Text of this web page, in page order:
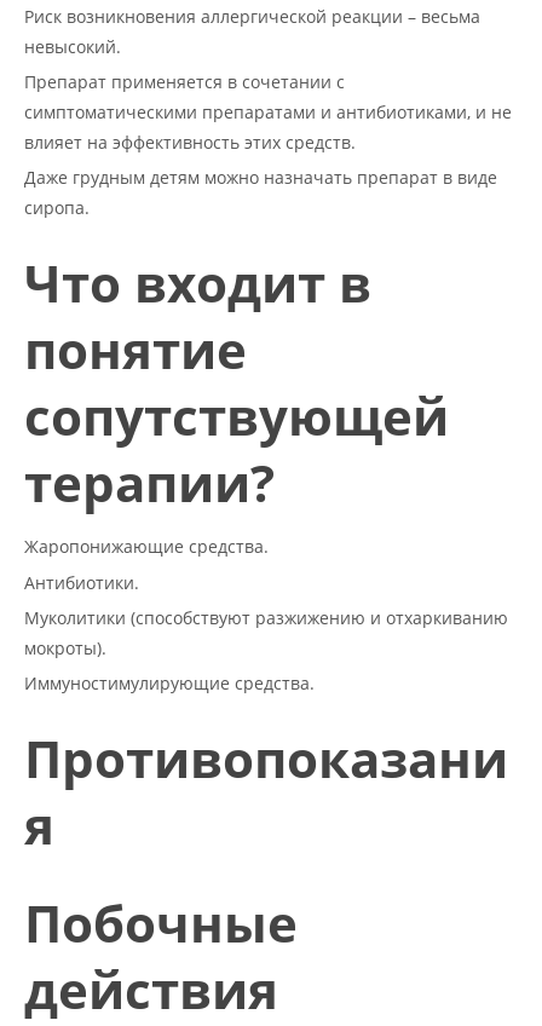
Риск возникновения аллергической реакции – весьма
невысокий.
Препарат применяется в сочетании с
симптоматическими препаратами и антибиотиками, и не
влияет на эффективность этих средств.
Даже грудным детям можно назначать препарат в виде
сиропа.
Что входит в
понятие
сопутствующей
терапии?
Жаропонижающие средства.
Антибиотики.
Муколитики (способствуют разжижению и отхаркиванию
мокроты).
Иммуностимулирующие средства.
Противопоказани
я
Побочные
действия